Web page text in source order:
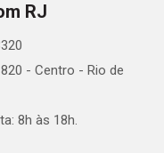
RJ
- Centro - Rio de
8h às 18h.